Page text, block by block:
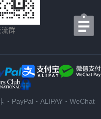
流群
・PayPal・ALIPAY・WeChat